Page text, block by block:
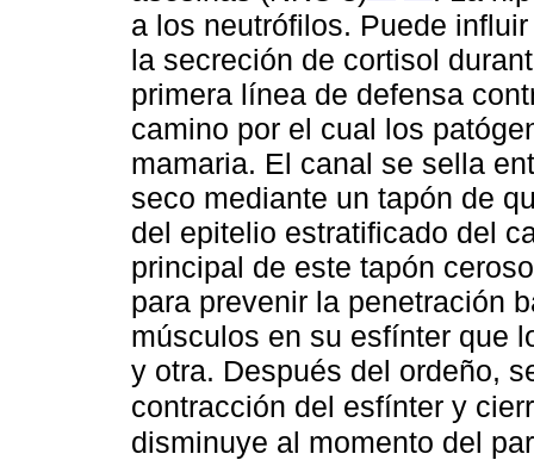
a los neutrófilos. Puede
la secreción de cortisol
primera línea de defensa
camino por el cual los
mamaria. El canal se sella
seco mediante un tapón de
del epitelio estratificado del
principal de este tapón
para prevenir la penetración
músculos en su esfínter que
y otra. Después del ordeño,
contracción del esfínter y
disminuye al momento del